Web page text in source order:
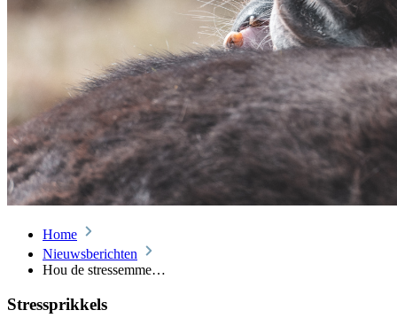
Home
Nieuwsberichten
Hou de stressemme…
Stressprikkels